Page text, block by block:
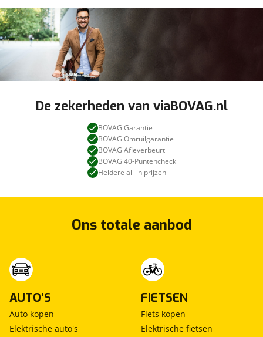
De zekerheden van viaBOVAG.nl
BOVAG Garantie
BOVAG Omruilgarantie
BOVAG Afleverbeurt
BOVAG 40-Puntencheck
Heldere all-in prijzen
Ons totale aanbod
AUTO'S
Auto kopen
Elektrische auto's
FIETSEN
Fiets kopen
Elektrische fietsen